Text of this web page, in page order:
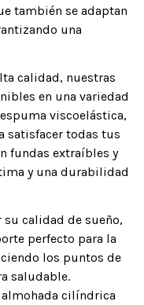
también se adaptan
una
calidad, nuestras
en una variedad
viscoelástica,
satisfacer todas tus
fundas extraíbles y
y una durabilidad
calidad de sueño,
perfecto para la
los puntos de
saludable.
cilíndrica